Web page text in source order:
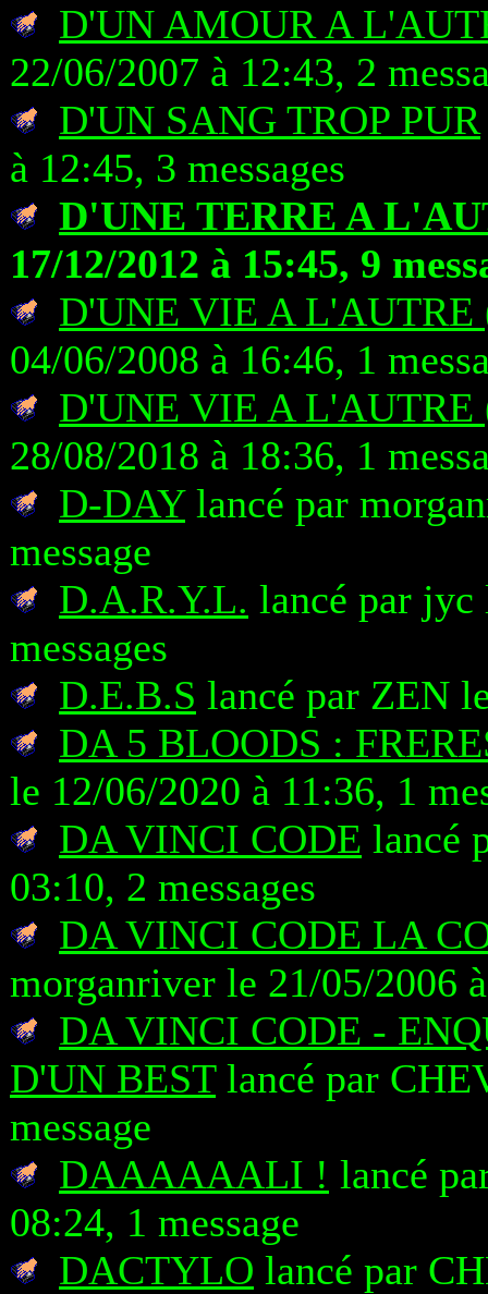
D'UN AMOUR A
22/06/2007 à 12:43, 2
D'UN SANG TROP PUR
à 12:45, 3 messages
D'UNE TERRE A
17/12/2012 à 15:45, 9
D'UNE VIE A L'AUTRE
04/06/2008 à 16:46, 1
D'UNE VIE A L'AUTRE
28/08/2018 à 18:36, 1
D-DAYlancé par
message
D.A.R.Y.L. lancé par jyc
messages
D.E.B.S lancé par ZEN
DA 5 BLOODS :
le 12/06/2020 à 11:36, 1
DA VINCI CODE lancé
03:10, 2 messages
DA VINCI CODE LA
morganriver le 21/05/2006
DA VINCI CODE -
D'UN BESTlancé par
message
DAAAAAALI ! lancé
08:24, 1 message
DACTYLO lancé par